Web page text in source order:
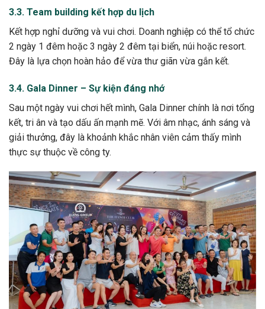
3.3. Team building kết hợp du lịch
Kết hợp nghỉ dưỡng và vui chơi. Doanh nghiệp có thể tổ chức
2 ngày 1 đêm hoặc 3 ngày 2 đêm tại biển, núi hoặc resort.
Đây là lựa chọn hoàn hảo để vừa thư giãn vừa gắn kết.
3.4. Gala Dinner – Sự kiện đáng nhớ
Sau một ngày vui chơi hết mình, Gala Dinner chính là nơi tổng
kết, tri ân và tạo dấu ấn mạnh mẽ. Với âm nhạc, ánh sáng và
giải thưởng, đây là khoảnh khắc nhân viên cảm thấy mình
thực sự thuộc về công ty.